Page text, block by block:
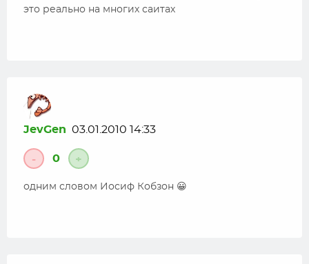
это реально на многих саитах
JevGen 03.01.2010 14:33
- 0 +
одним словом Иосиф Кобзон 😀